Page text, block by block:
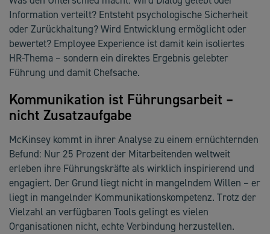
Information verteilt? Entsteht psychologische Sicherheit
oder Zurückhaltung? Wird Entwicklung ermöglicht oder
bewertet? Employee Experience ist damit kein isoliertes
HR-Thema – sondern ein direktes Ergebnis gelebter
Führung und damit Chefsache.
Kommunikation ist Führungsarbeit –
nicht Zusatzaufgabe
McKinsey kommt in ihrer Analyse zu einem ernüchternden
Befund: Nur 25 Prozent der Mitarbeitenden weltweit
erleben ihre Führungskräfte als wirklich inspirierend und
engagiert. Der Grund liegt nicht in mangelndem Willen – er
liegt in mangelnder Kommunikationskompetenz. Trotz der
Vielzahl an verfügbaren Tools gelingt es vielen
Organisationen nicht, echte Verbindung herzustellen.